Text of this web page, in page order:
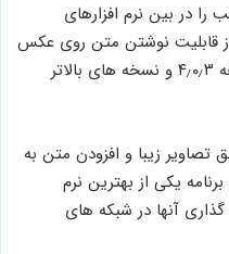
را در بین نرم افزارهای
قابلیت نوشتن متن روی عکس
هم برخوردار است. این برنامه با نسخه ۴٫۰٫۳ و نسخه های بالاتر
تصاویر زیبا و افزودن متن به
یکی از بهترین نرم
آنها در شبکه های